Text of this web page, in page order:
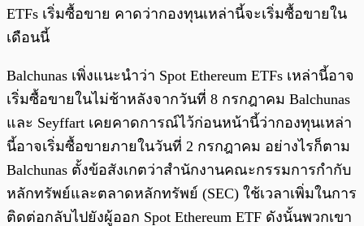
ETFs เริ่มซื้อขาย คาดว่ากองทุนเหล่านี้จะเริ่มซื้อขายใน
เดือนนี้
Balchunas เพิ่งแนะนำว่า Spot Ethereum ETFs เหล่านี้อาจ
เริ่มซื้อขายในไม่ช้าหลังจากวันที่ 8 กรกฎาคม Balchunas
และ Seyffart เคยคาดการณ์ไว้ก่อนหน้านี้ว่ากองทุนเหล่า
นี้อาจเริ่มซื้อขายภายในวันที่ 2 กรกฎาคม อย่างไรก็ตาม
Balchunas ตั้งข้อสังเกตว่าสำนักงานคณะกรรมการกำกับ
หลักทรัพย์และตลาดหลักทรัพย์ (SEC) ใช้เวลาเพิ่มในการ
ติดต่อกลับไปยังผู้ออก Spot Ethereum ETF ดังนั้นพวกเขา